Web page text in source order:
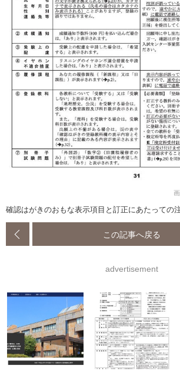
確認はがきのおもな表示項目と訂正にあたっての
この記事へ戻る
advertisement